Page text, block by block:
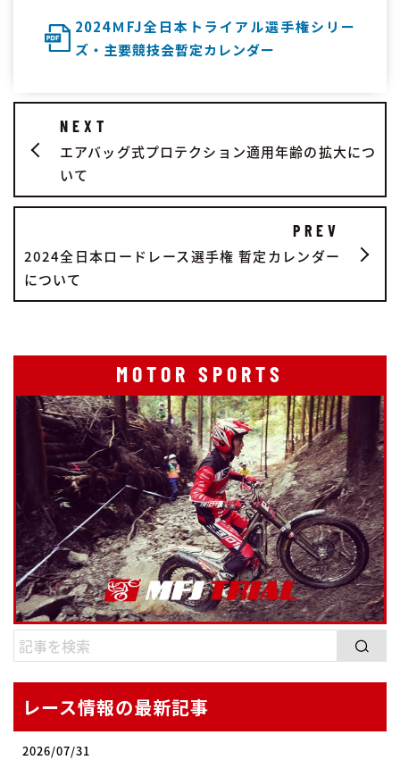
2024ＭFJ全日本トライアル選手権シリー
ズ・主要競技会暫定カレンダー
NEXT
エアバッグ式プロテクション適用年齢の拡大につ
いて
PREV
2024全日本ロードレース選手権 暫定カレンダー
について
MOTOR SPORTS
レース情報の最新記事
2026/07/31